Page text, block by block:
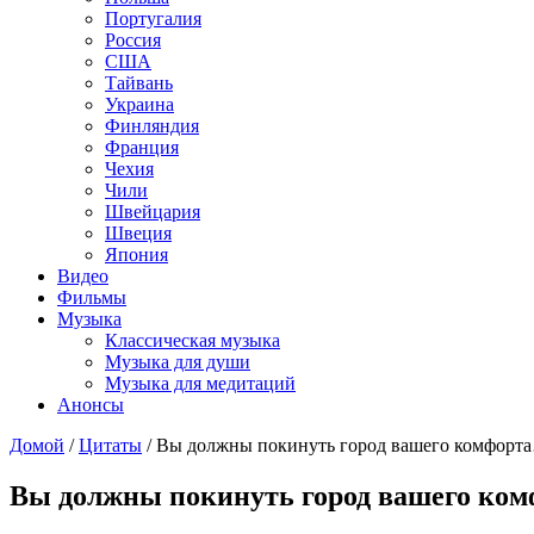
Португалия
Россия
США
Тайвань
Украина
Финляндия
Франция
Чехия
Чили
Швейцария
Швеция
Япония
Видео
Фильмы
Музыка
Классическая музыка
Музыка для души
Музыка для медитаций
Анонсы
Домой / Цитаты / Вы должны покинуть город вашего
Вы должны покинуть город вашего